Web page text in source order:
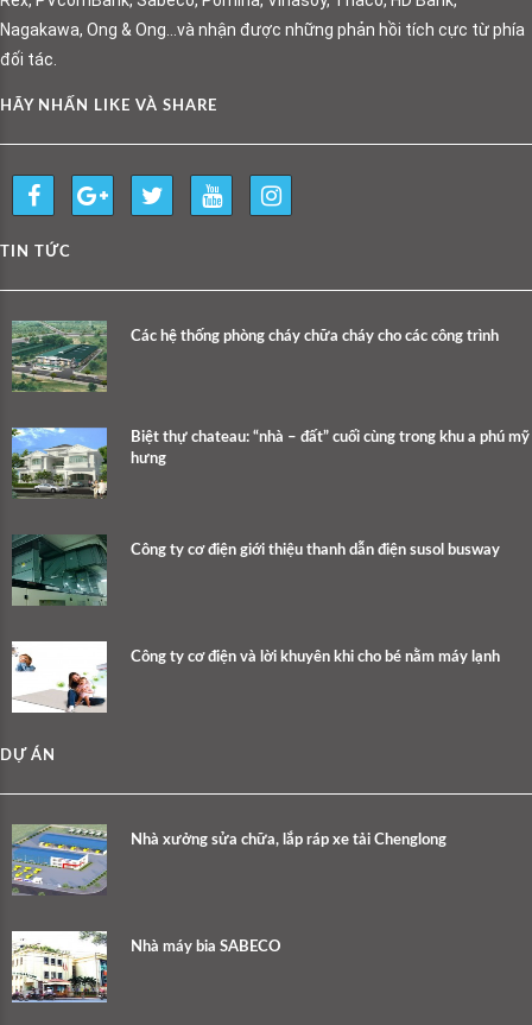
Nagakawa, Ong & Ong…và nhận được những phản hồi tích cực từ phía
đối tác.
HÃY NHẤN LIKE VÀ SHARE
TIN TỨC
Các hệ thống phòng cháy chữa cháy cho các công trình
Biệt thự chateau: “nhà – đất” cuối cùng trong khu a phú mỹ
hưng
Công ty cơ điện giới thiệu thanh dẫn điện susol busway
Công ty cơ điện và lời khuyên khi cho bé nằm máy lạnh
DỰ ÁN
Nhà xưởng sửa chữa, lắp ráp xe tải Chenglong
Nhà máy bia SABECO